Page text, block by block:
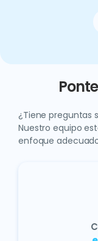
¿Tiene preguntas
Nuestro equipo
enfoque